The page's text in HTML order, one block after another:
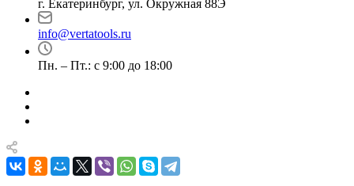
г. Екатеринбург, ул. Окружная 88Э
info@vertatools.ru
Пн. – Пт.: с 9:00 до 18:00